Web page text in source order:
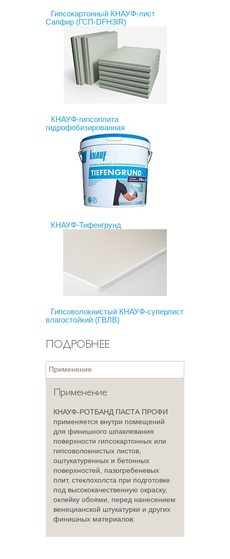
Гипсокартонный КНАУФ-лист
Сапфир (ГСП-DFH3IR)
КНАУФ-гипсоплита
гидрофобизированная
КНАУФ-Тифенгрунд
Гипсоволокнистый КНАУФ-суперлист
влагостойкий (ГВЛВ)
ПОДРОБНЕЕ
Применение
Применение
КНАУФ-РОТБАНД ПАСТА ПРОФИ
применяется внутри помещений
для финишного шпаклевания
поверхности гипсокартонных или
гипсоволокнистых листов,
оштукатуренных и бетонных
поверхностей, пазогребеневых
плит, стеклохолста при подготовке
под высококачественную окраску,
оклейку обоями, перед нанесением
венецианской штукатурки и других
финишных материалов.